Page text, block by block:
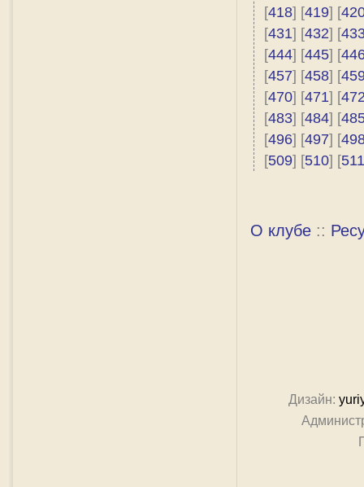
[418] [419] [
[431] [432] [
[444] [445] [
[457] [458] [
[470] [471] [
[483] [484] [
[496] [497] [
[509] [510] [511
О клубе ::
Дизайн: